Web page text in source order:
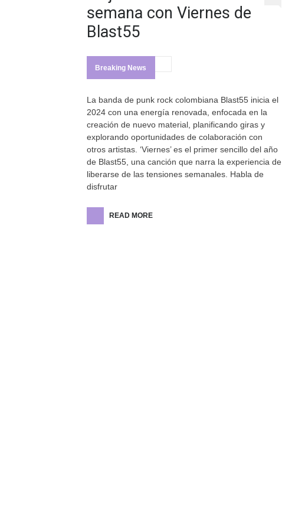
semana con Viernes de
Blast55
Breaking News
La banda de punk rock colombiana Blast55 inicia el
2024 con una energía renovada, enfocada en la
creación de nuevo material, planificando giras y
explorando oportunidades de colaboración con
otros artistas. ‘Viernes’ es el primer sencillo del año
de Blast55, una canción que narra la experiencia de
liberarse de las tensiones semanales. Habla de
disfrutar
READ MORE